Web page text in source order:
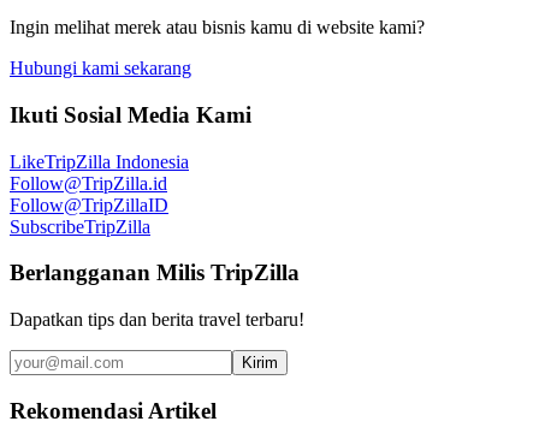
Ingin melihat merek atau bisnis kamu di website kami?
Hubungi kami sekarang
Ikuti Sosial Media Kami
LikeTripZilla Indonesia
Follow@TripZilla.id
Follow@TripZillaID
SubscribeTripZilla
Berlangganan Milis TripZilla
Dapatkan tips dan berita travel terbaru!
Kirim
Rekomendasi Artikel